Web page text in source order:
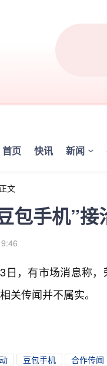
首页 快讯 新闻
正文
包手机”
日，有市场消息称
关传闻并不属实。
豆包手机 合作传闻